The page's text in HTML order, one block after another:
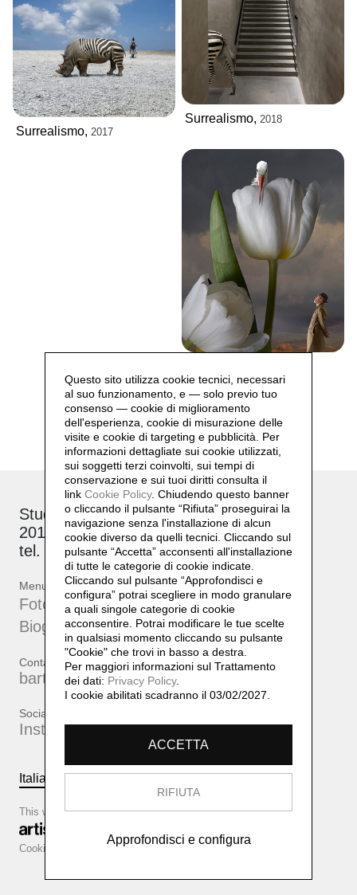
Surrealismo, 2018
Surrealismo, 2017
Studio: via Brioschi, 26
20132 Milano
tel. +39 339 17 53 482
Menu
Fotografie
Biografia
Contatti
bartherreman@gmail.com
Social
Instagram
Italiano English
Cookie configurator Cookie policy Privacy policy
This website is based on
Questo sito utilizza cookie tecnici, necessari
al suo funzionamento, e — solo previo tuo
consenso — cookie di miglioramento
dell'esperienza, cookie di misurazione delle
visite e cookie di targeting e pubblicità. Per
informazioni dettagliate sui cookie utilizzati,
sui soggetti terzi coinvolti, sui tempi di
conservazione e sui tuoi diritti consulta il
link Cookie Policy. Chiudendo questo banner
o cliccando il pulsante “Rifiuta” proseguirai la
navigazione senza l'installazione di alcun
cookie diverso da quelli tecnici. Cliccando sul
pulsante “Accetta” acconsenti all'installazione
di tutte le categorie di cookie indicate.
Cliccando sul pulsante “Approfondisci e
configura” potrai scegliere in modo granulare
a quali singole categorie di cookie
acconsentire. Potrai modificare le tue scelte
in qualsiasi momento cliccando su pulsante
"Cookie" che trovi in basso a destra.
Per maggiori informazioni sul Trattamento
dei dati: Privacy Policy.
I cookie abilitati scadranno il 03/02/2027.
ACCETTA
RIFIUTA
Approfondisci e configura